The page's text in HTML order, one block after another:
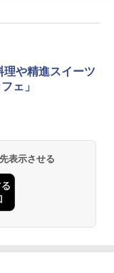
ビーチ アウトドアパ
シート付 折りたたみ
保冷剤 2個セット 2
ち
プレー 熊スプレー
理や精進スイーツ
ェ」
表示させる